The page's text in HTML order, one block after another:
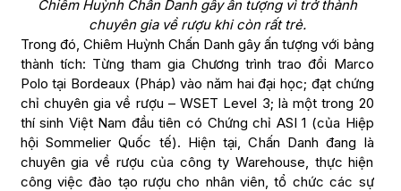
Chiêm Huỳnh Chấn Danh gây ấn tượng vì trở thành
chuyên gia về rượu khi còn rất trẻ.
Trong đó, Chiêm Huỳnh Chấn Danh gây ấn tượng với bảng
thành tích: Từng tham gia Chương trình trao đổi Marco
Polo tại Bordeaux (Pháp) vào năm hai đại học; đạt chứng
chỉ chuyên gia về rượu – WSET Level 3; là một trong 20
thí sinh Việt Nam đầu tiên có Chứng chỉ ASI 1 (của Hiệp
hội Sommelier Quốc tế). Hiện tại, Chấn Danh đang là
chuyên gia về rượu của công ty Warehouse, thực hiện
công việc đào tạo rượu cho nhân viên, tổ chức các sự